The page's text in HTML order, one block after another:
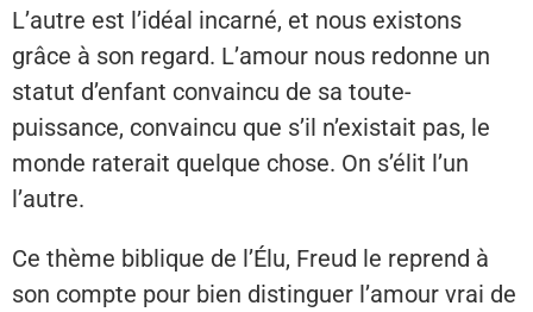
L’autre est l’idéal incarné, et nous existons
grâce à son regard. L’amour nous redonne un
statut d’enfant convaincu de sa toute-
puissance, convaincu que s’il n’existait pas, le
monde raterait quelque chose. On s’élit l’un
l’autre.
Ce thème biblique de l’Élu, Freud le reprend à
son compte pour bien distinguer l’amour vrai de